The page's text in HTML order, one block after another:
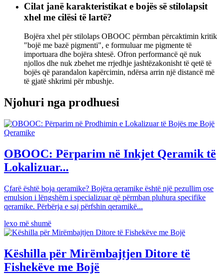
Cilat janë karakteristikat e bojës së stilolapsit
xhel me cilësi të lartë?
Bojëra xhel për stilolaps OBOOC përmban përcaktimin kritik
"bojë me bazë pigmenti", e formuluar me pigmente të
importuara dhe bojëra shtesë. Ofron performancë që nuk
njollos dhe nuk zbehet me rrjedhje jashtëzakonisht të qetë të
bojës që parandalon kapërcimin, ndërsa arrin një distancë më
të gjatë shkrimi për mbushje.
Njohuri nga prodhuesi
OBOOC: Përparim në Inkjet Qeramik të
Lokalizuar...
Çfarë është boja qeramike? Bojëra qeramike është një pezullim ose
emulsion i lëngshëm i specializuar që përmban pluhura specifike
qeramike. Përbërja e saj përfshin qeramikë...
lexo më shumë
Këshilla për Mirëmbajtjen Ditore të
Fishekëve me Bojë